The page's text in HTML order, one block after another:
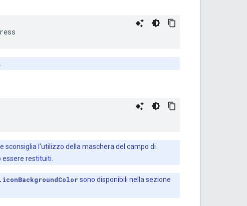
sconsiglia l'utilizzo della maschera del campo di
essere restituiti.
sono disponibili nella sezione